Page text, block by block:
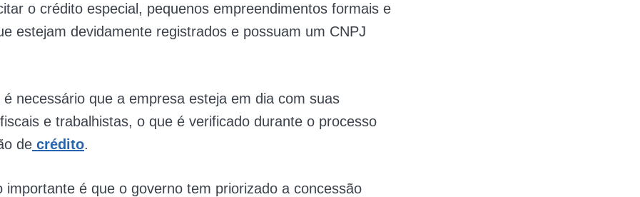
o crédito especial, pequenos empreendimentos formais e
estejam devidamente registrados e possuam um CNPJ
é necessário que a empresa esteja em dia com suas
e trabalhistas, o que é verificado durante o processo
de crédito.
importante é que o governo tem priorizado a concessão